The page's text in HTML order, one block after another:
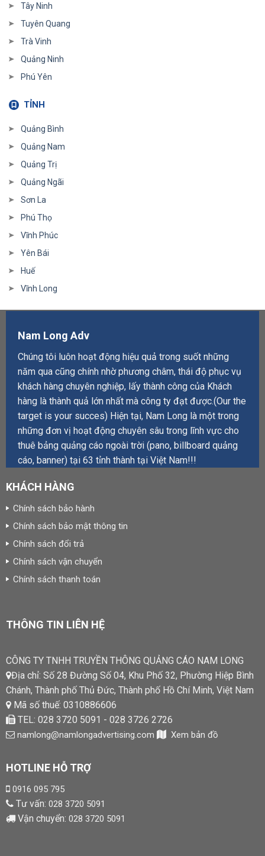
Tây Ninh
Tuyên Quang
Trà Vinh
Quảng Ninh
Phú Yên
TỈNH
Quảng Bình
Quảng Nam
Quảng Trị
Quảng Ngãi
Sơn La
Phú Thọ
Vĩnh Phúc
Yên Bái
Huế
Vĩnh Long
Nam Long Adv
Chúng tôi luôn hoạt động hiệu quả trong suốt những
năm qua cũng chính nhờ phương châm, thái độ phục vụ
khách hàng chuyên nghiệp, lấy thành công của Khách
hàng là thành quả lớn nhất mà công ty đạt được.(Our the
target is your succes) Hiện tại, Nam Long là một trong
những đơn vị hoạt động chuyên sâu trong lĩnh vực cho
thuê bảng quảng cáo ngoài trời (pano, billboard quảng
cáo, banner) tại 63 tỉnh thành tại Việt Nam!!!
KHÁCH HÀNG
Chính sách bảo hành
Chính sách bảo mật thông tin
Chính sách đổi trả
Chính sách vận chuyển
Chính sách thanh toán
THÔNG TIN LIÊN HỆ
CÔNG TY TNHH TRUYỀN THÔNG QUẢNG CÁO NAM LONG
Địa chỉ: Số 28 Đường Số 04, Khu Phố 32, Phường Hiệp Bình
Chánh, Thành phố Thủ Đức, Thành phố Hồ Chí Minh, Việt Nam
Mã số thuế: 0310886606
TEL: 028 3720 5091 - 028 3726 2726
namlong@namlongadvertising.com Xem bản đồ
HOTLINE HỖ TRỢ
0916 095 795
Tư vấn: 028 3720 5091
Vận chuyển: 028 3720 5091